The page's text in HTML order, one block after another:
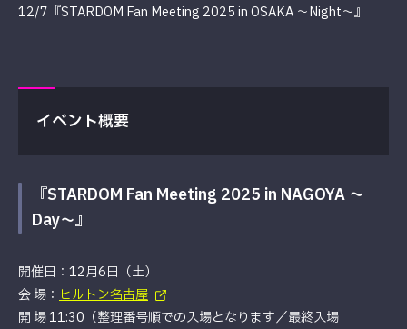
12/7『STARDOM Fan Meeting 2025 in OSAKA ～Night～』
イベント概要
『STARDOM Fan Meeting 2025 in NAGOYA ～
Day～』
開催日：12月6日（土）
会 場： ヒルトン名古屋
開 場 11:30（整理番号順での入場となります／最終入場